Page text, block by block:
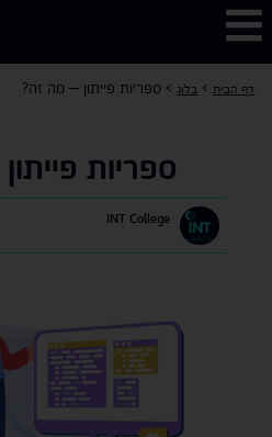
דף הבית > בלוג > ספריות פייתון – מה זה?
ספריות
INT College